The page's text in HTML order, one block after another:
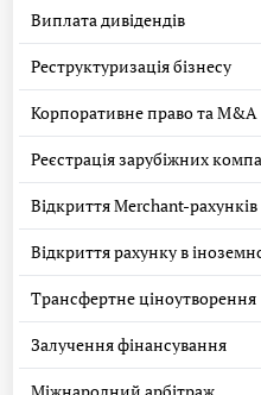
Виплата дивідендів
Реструктуризація бізнесу
Корпоративне право та M&A
Реєстрація зарубіжних
Відкриття Merchant-рахунків
Відкриття рахунку в
Трансфертне ціноутворення
Залучення фінансування